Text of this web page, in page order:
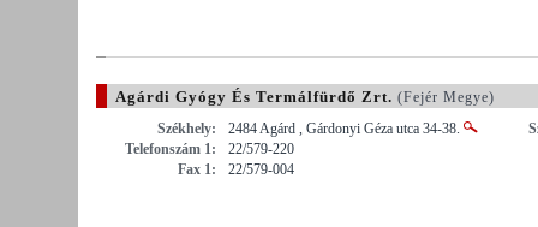
Agárdi Gyógy És Termálfürdő Zrt. (Fejér Megye)
Székhely:
2484 Agárd , Gárdonyi Géza utca 34-38.
Telefonszám 1:
22/579-220
Fax 1:
22/579-004